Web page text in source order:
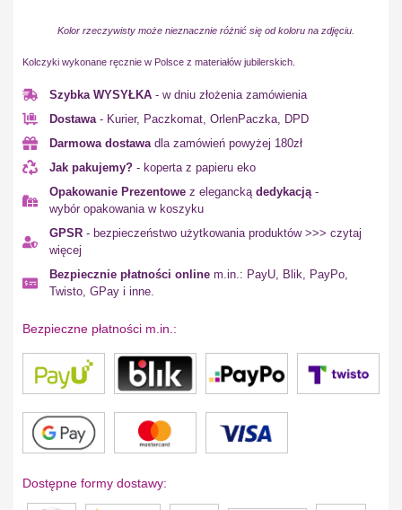
Kolor rzeczywisty może nieznacznie różnić się od koloru na zdjęciu.
Kolczyki wykonane ręcznie w Polsce z materiałów jubilerskich.
Szybka WYSYŁKA - w dniu złożenia zamówienia
Dostawa- Kurier, Paczkomat, OrlenPaczka, DPD
Darmowa dostawadla zamówień powyżej 180zł
Jak pakujemy? - koperta z papieru eko
Opakowanie Prezentowe z eleganckądedykacją-
wybór opakowania w koszyku
GPSR - bezpieczeństwo użytkowania produktów >>> czytaj
więcej
Bezpiecznie płatności online m.in.: PayU, Blik, PayPo,
Twisto, GPay i inne.
Bezpieczne płatności m.in.:
Dostępne formy dostawy: